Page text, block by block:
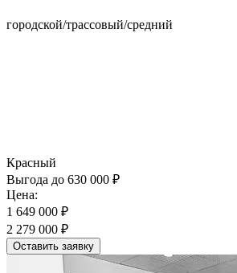
городской/трассовый/средний
Красный
Выгода до 630 000 ₽
Цена:
1 649 000 ₽
2 279 000 ₽
Оставить заявку